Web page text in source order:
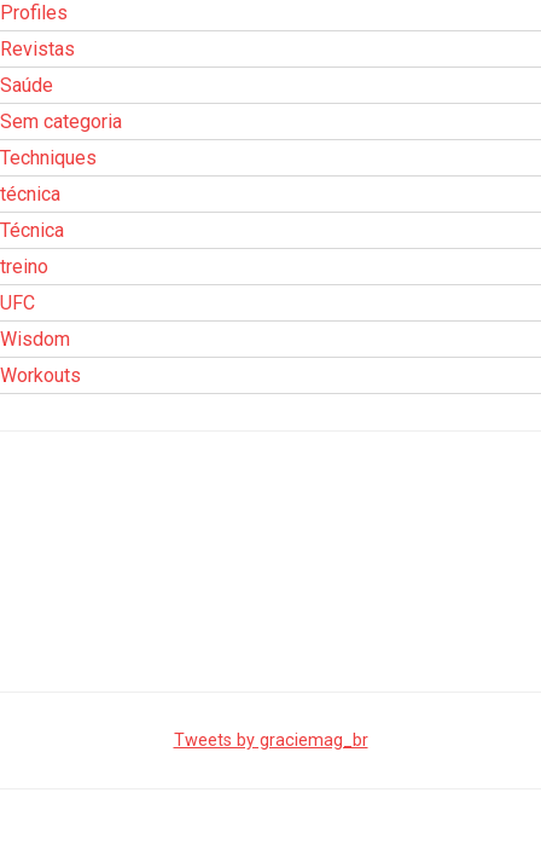
Profiles
Revistas
Saúde
Sem categoria
Techniques
técnica
Técnica
treino
UFC
Wisdom
Workouts
Tweets by graciemag_br